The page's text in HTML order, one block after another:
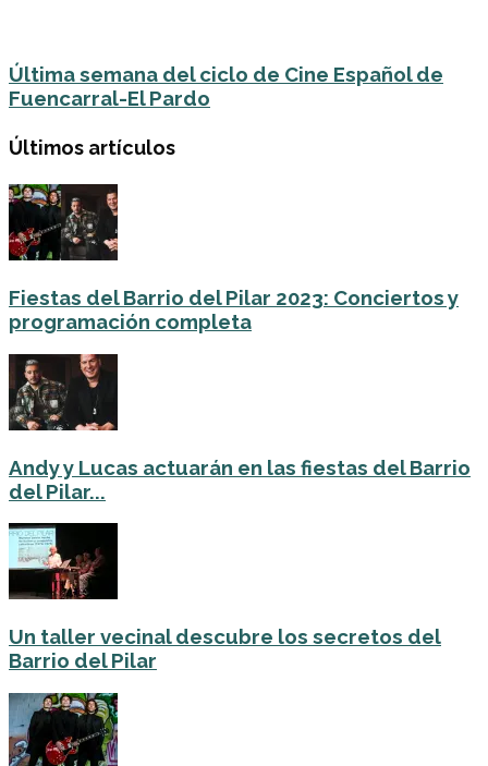
Última semana del ciclo de Cine Español de
Fuencarral-El Pardo
Últimos artículos
Fiestas del Barrio del Pilar 2023: Conciertos y
programación completa
Andy y Lucas actuarán en las fiestas del Barrio
del Pilar...
Un taller vecinal descubre los secretos del
Barrio del Pilar